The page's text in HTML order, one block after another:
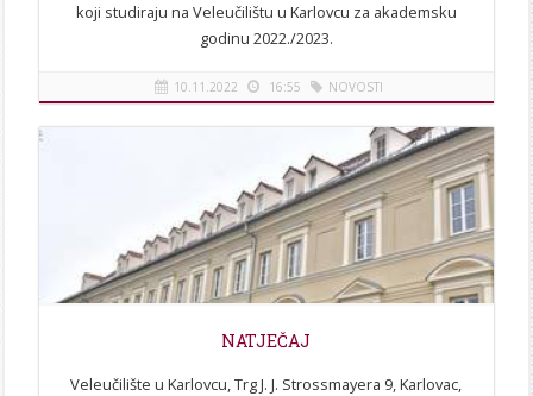
koji studiraju na Veleučilištu u Karlovcu za akademsku
godinu 2022./2023.
10.11.2022 16:55 NOVOSTI
NATJEČAJ
Veleučilište u Karlovcu, Trg J. J. Strossmayera 9, Karlovac,